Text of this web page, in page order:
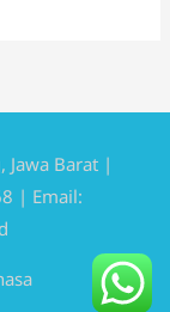
Jawa Barat |
| Email: